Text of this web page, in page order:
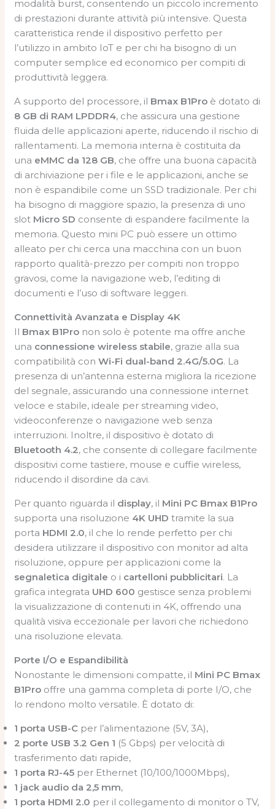
modalità burst, consentendo un piccolo incremento
di prestazioni durante attività più intensive. Questa
caratteristica rende il dispositivo perfetto per
l’utilizzo in ambito IoT e per chi ha bisogno di un
computer semplice ed economico per compiti di
produttività leggera.
A supporto del processore, il Bmax B1Pro è dotato di
8 GB di RAM LPDDR4, che assicura una gestione
fluida delle applicazioni aperte, riducendo il rischio di
rallentamenti. La memoria interna è costituita da
una eMMC da 128 GB, che offre una buona capacità
di archiviazione per i file e le applicazioni, anche se
non è espandibile come un SSD tradizionale. Per chi
ha bisogno di maggiore spazio, la presenza di uno
slot Micro SD consente di espandere facilmente la
memoria. Questo mini PC può essere un ottimo
alleato per chi cerca una macchina con un buon
rapporto qualità-prezzo per compiti non troppo
gravosi, come la navigazione web, l’editing di
documenti e l’uso di software leggeri.
Connettività Avanzata e Display 4K
Il Bmax B1Pro non solo è potente ma offre anche
una connessione wireless stabile, grazie alla sua
compatibilità conWi-Fi dual-band 2.4G/5.0G. La
presenza di un’antenna esterna migliora la ricezione
del segnale, assicurando una connessione internet
veloce e stabile, ideale per streaming video,
videoconferenze o navigazione web senza
interruzioni. Inoltre, il dispositivo è dotato di
Bluetooth 4.2, che consente di collegare facilmente
dispositivi come tastiere, mouse e cuffie wireless,
riducendo il disordine da cavi.
Per quanto riguarda il display, il Mini PC Bmax B1Pro
supporta una risoluzione 4K UHD tramite la sua
porta HDMI 2.0, il che lo rende perfetto per chi
desidera utilizzare il dispositivo con monitor ad alta
risoluzione, oppure per applicazioni come la
segnaletica digitale o i cartelloni pubblicitari. La
grafica integrata UHD 600 gestisce senza problemi
la visualizzazione di contenuti in 4K, offrendo una
qualità visiva eccezionale per lavori che richiedono
una risoluzione elevata.
Porte I/O e Espandibilità
Nonostante le dimensioni compatte, il Mini PC Bmax
B1Pro offre una gamma completa di porte I/O, che
lo rendono molto versatile. È dotato di:
1 porta USB-C per l’alimentazione (5V, 3A),
2 porte USB 3.2 Gen 1 (5 Gbps) per velocità di
trasferimento dati rapide,
1 porta RJ-45 per Ethernet (10/100/1000Mbps),
1 jack audio da 2,5 mm,
1 porta HDMI 2.0 per il collegamento di monitor o TV,